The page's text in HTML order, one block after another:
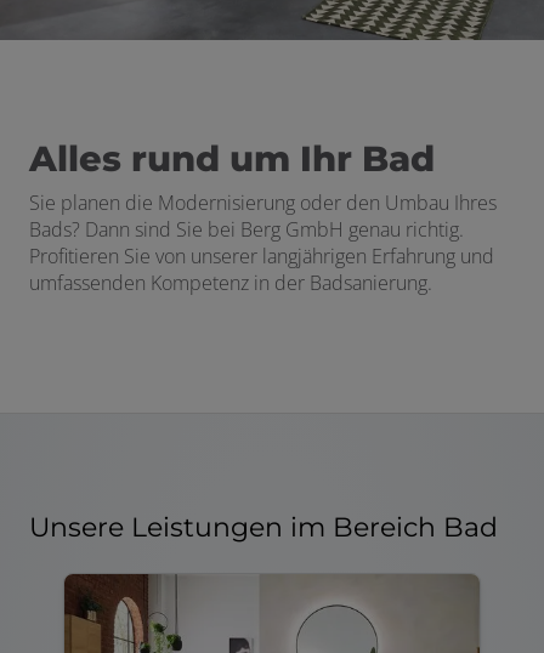
Alles rund um Ihr Bad
Sie planen die Modernisierung oder den Umbau Ihres
Bads? Dann sind Sie bei Berg GmbH genau richtig.
Profitieren Sie von unserer langjährigen Erfahrung und
umfassenden Kompetenz in der Badsanierung.
Unsere Leistungen im Bereich Bad
und schließen